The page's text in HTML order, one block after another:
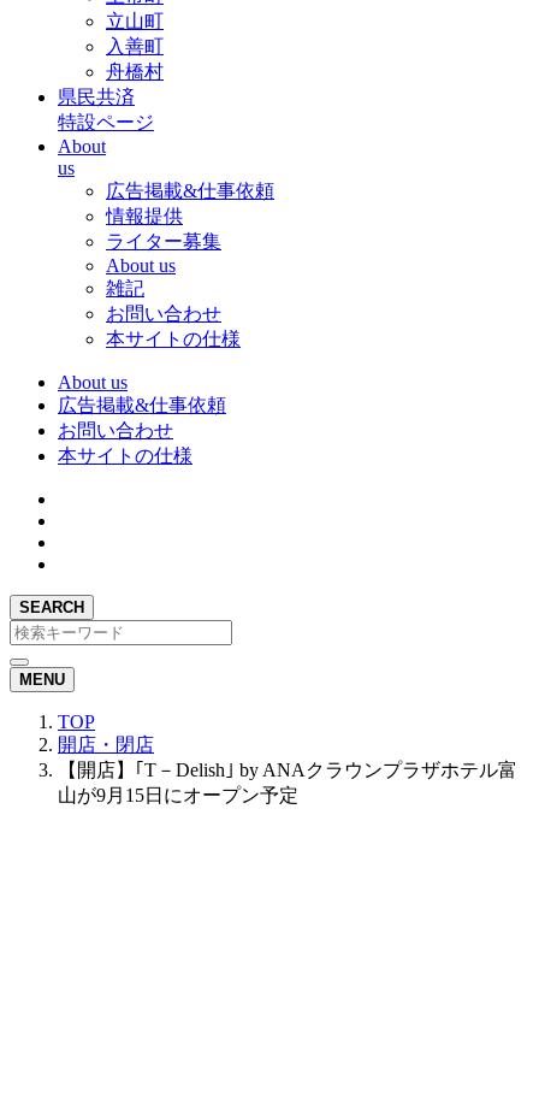
立山町
入善町
舟橋村
県民共済
特設ページ
About
us
広告掲載&仕事依頼
情報提供
ライター募集
About us
雑記
お問い合わせ
本サイトの仕様
About us
広告掲載&仕事依頼
お問い合わせ
本サイトの仕様
SEARCH
MENU
TOP
開店・閉店
【開店】｢T－Delish｣ by ANAクラウンプラザホテル富
山が9月15日にオープン予定